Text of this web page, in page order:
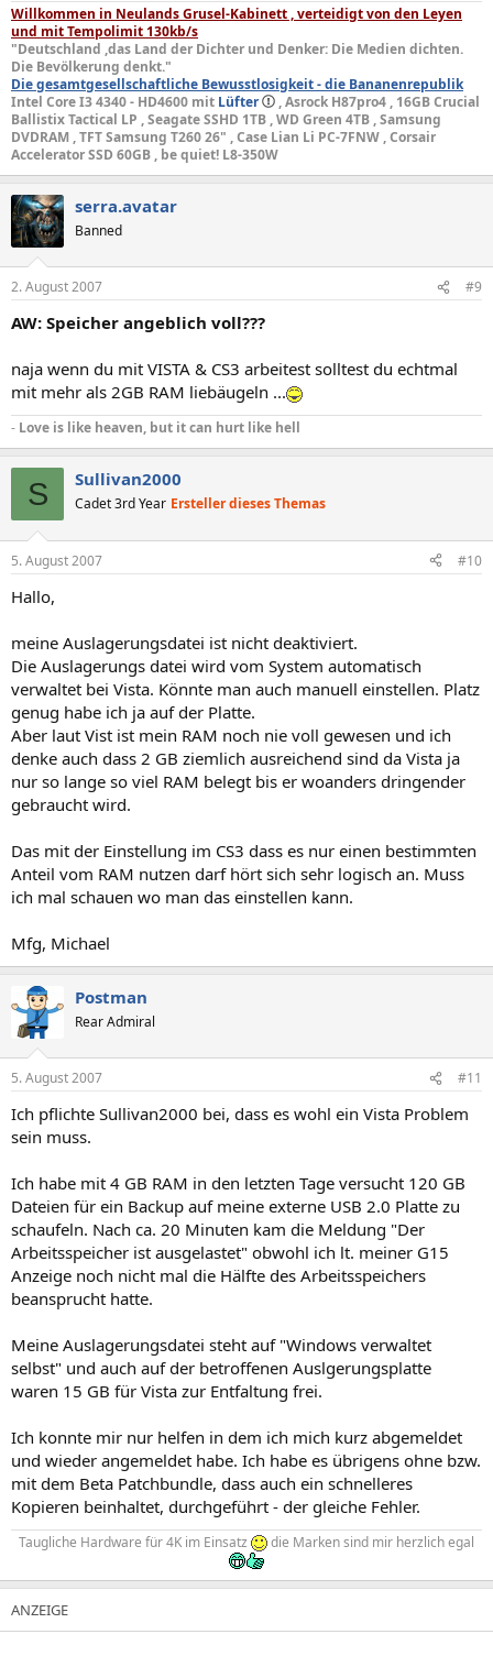
Willkommen in Neulands Grusel-Kabinett , verteidigt von den Leyen
und mit Tempolimit 130kb/s
"Deutschland ,das Land der Dichter und Denker: Die Medien dichten.
Die Bevölkerung denkt."
Die gesamtgesellschaftliche Bewusstlosigkeit - die Bananenrepublik
Intel Core I3 4340 - HD4600 mit Lüfter
, Asrock H87pro4 , 16GB Crucial
Ballistix Tactical LP , Seagate SSHD 1TB , WD Green 4TB , Samsung
DVDRAM , TFT Samsung T260 26" , Case Lian Li PC-7FNW , Corsair
Accelerator SSD 60GB , be quiet! L8-350W
serra.avatar
Banned
2. August 2007 #9
AW: Speicher angeblich voll???
naja wenn du mit VISTA & CS3 arbeitest solltest du echtmal
mit mehr als 2GB RAM liebäugeln ...
- Love is like heaven, but it can hurt like hell
S Sullivan2000
Cadet 3rd Year Ersteller dieses Themas
5. August 2007 #10
Hallo,
meine Auslagerungsdatei ist nicht deaktiviert.
Die Auslagerungs datei wird vom System automatisch
verwaltet bei Vista. Könnte man auch manuell einstellen. Platz
genug habe ich ja auf der Platte.
Aber laut Vist ist mein RAM noch nie voll gewesen und ich
denke auch dass 2 GB ziemlich ausreichend sind da Vista ja
nur so lange so viel RAM belegt bis er woanders dringender
gebraucht wird.
Das mit der Einstellung im CS3 dass es nur einen bestimmten
Anteil vom RAM nutzen darf hört sich sehr logisch an. Muss
ich mal schauen wo man das einstellen kann.
Mfg, Michael
Postman
Rear Admiral
5. August 2007 #11
Ich pflichte Sullivan2000 bei, dass es wohl ein Vista Problem
sein muss.
Ich habe mit 4 GB RAM in den letzten Tage versucht 120 GB
Dateien für ein Backup auf meine externe USB 2.0 Platte zu
schaufeln. Nach ca. 20 Minuten kam die Meldung "Der
Arbeitsspeicher ist ausgelastet" obwohl ich lt. meiner G15
Anzeige noch nicht mal die Hälfte des Arbeitsspeichers
beansprucht hatte.
Meine Auslagerungsdatei steht auf "Windows verwaltet
selbst" und auch auf der betroffenen Auslgerungsplatte
waren 15 GB für Vista zur Entfaltung frei.
Ich konnte mir nur helfen in dem ich mich kurz abgemeldet
und wieder angemeldet habe. Ich habe es übrigens ohne bzw.
mit dem Beta Patchbundle, dass auch ein schnelleres
Kopieren beinhaltet, durchgeführt - der gleiche Fehler.
Taugliche Hardware für 4K im Einsatz die Marken sind mir herzlich egal